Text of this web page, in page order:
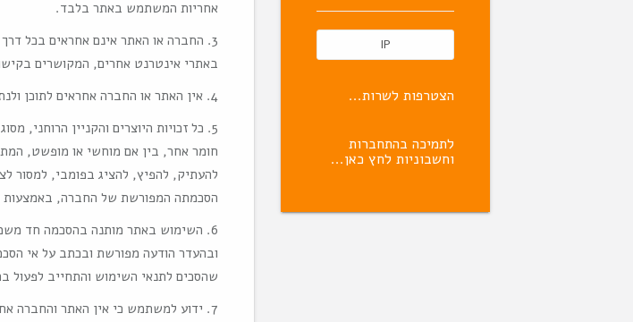
IP
הצטרפות לשרות...
לתמיכה בהתחברות
וחשבוניות לחץ כאן...
אחריות המשתמש באתר בלבד.
3. החברה או האתר אינם אחראים בכל דרך
באתרי אינטרנט אחרים, המקושרים
4. אין האתר או החברה אחראים לתוכן ולנתונים ולנכונות המודעות המתפרסמות באתר.
5. כל זכויות היוצרים והקניין הרוחני,
חומר אחר, בין אם מוחשי או מופשט,
להעתיק, להפיץ, להציג בפומבי, למסור
הסכמתה המפורשת של החברה, באמצעות
6. השימוש באתר מותנה בהסכמה חד
ובהעדר הודעה מפורשת ובכתב על אי
שהסכים לתנאי השימוש והתחייב לפעול
7. ידוע למשתמש כי אין האתר והחברה